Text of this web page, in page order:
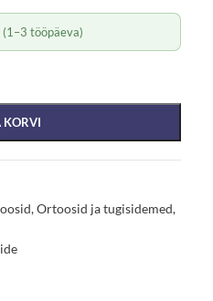
(1–3 tööpäeva)
KORVI
,Ortoosid ja tugisidemed,